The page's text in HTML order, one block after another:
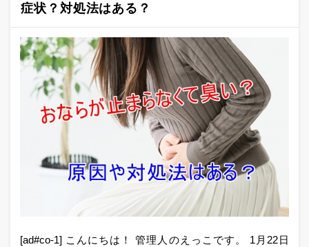
症状？対処法はある？
[ad#co-1] こんにちは！ 管理人のえっこです。 1月22日